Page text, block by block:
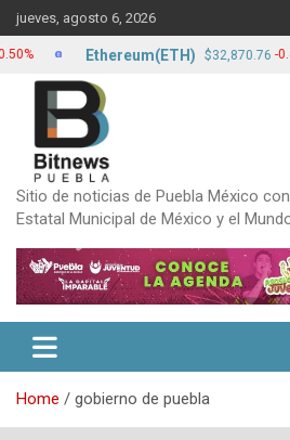
Skip
to
content
jueves, agosto 6, 2026
Sitio de noticias de Puebla México
Estatal Municipal de México y el
Home gobierno de puebla
Ethereum(ETH) $32,870.76 -0.40%